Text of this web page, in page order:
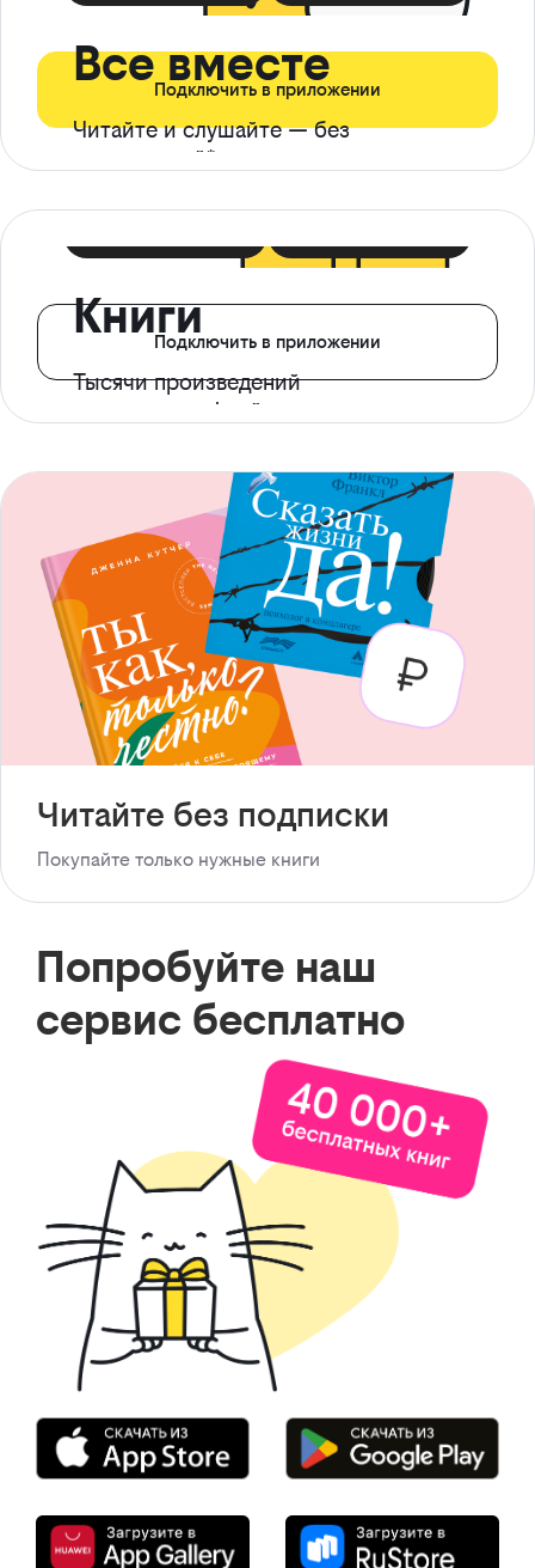
Все вместе
Читайте и слушайте — без
ограничений*
Подключить в приложении
Книги
Тысячи произведений
с доступом офлайн
Подключить в приложении
Читайте без подписки
Покупайте только нужные книги
Попробуйте наш
сервис бесплатно